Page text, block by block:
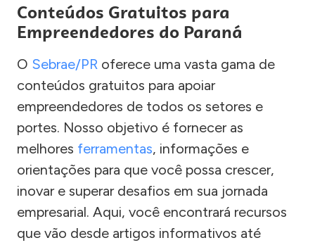
Conteúdos Gratuitos para
Empreendedores do Paraná
O Sebrae/PR oferece uma vasta gama de
conteúdos gratuitos para apoiar
empreendedores de todos os setores e
portes. Nosso objetivo é fornecer as
melhores ferramentas, informações e
orientações para que você possa crescer,
inovar e superar desafios em sua jornada
empresarial. Aqui, você encontrará recursos
que vão desde artigos informativos até